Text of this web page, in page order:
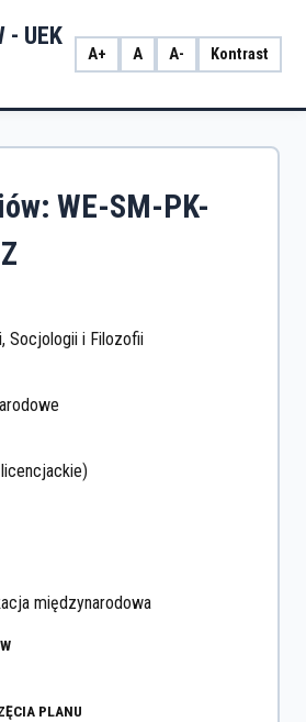
- UEK
A+ A A- Kontrast
WE-SM-PK-
Socjologii i Filozofii
międzynarodowa
PLANU